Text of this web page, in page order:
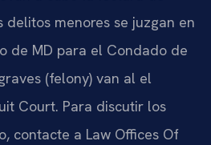
delitos menores se juzgan en
de MD para el Condado de
(felony) van al el
Court. Para discutir los
contacte a Law Offices Of